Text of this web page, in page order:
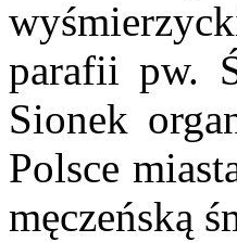
parafii pw.
Sionek
Polsce
męczeńską